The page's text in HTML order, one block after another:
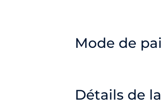
Mode de
Détails de